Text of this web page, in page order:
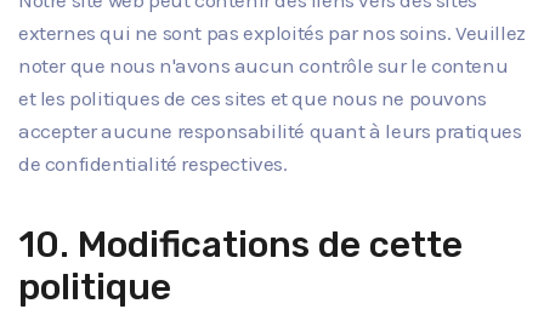
externes qui ne sont pas exploités par nos soins. Veuillez
noter que nous n'avons aucun contrôle sur le contenu
et les politiques de ces sites et que nous ne pouvons
accepter aucune responsabilité quant à leurs pratiques
de confidentialité respectives.
10. Modifications de cette
politique